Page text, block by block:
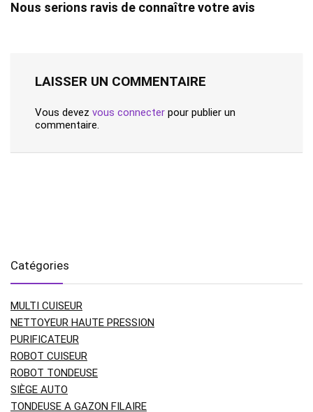
Nous serions ravis de connaître votre avis
LAISSER UN COMMENTAIRE
Vous devez vous connecter pour publier un
commentaire.
Catégories
MULTI CUISEUR
NETTOYEUR HAUTE PRESSION
PURIFICATEUR
ROBOT CUISEUR
ROBOT TONDEUSE
SIÈGE AUTO
TONDEUSE A GAZON FILAIRE